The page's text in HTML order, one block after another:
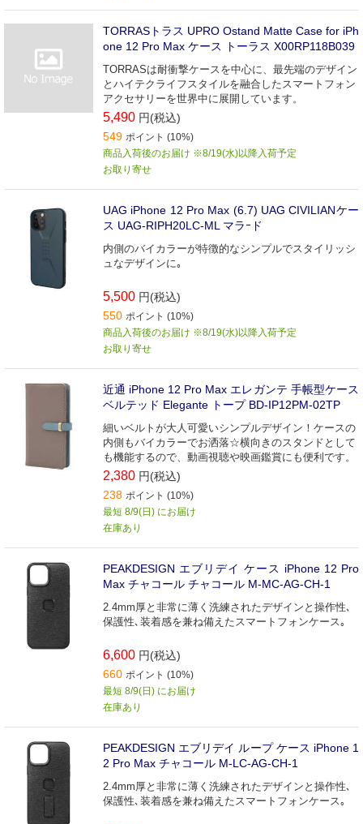
TORRASトラス UPRO Ostand Matte Case for iPh
one 12 Pro Max ケース トーラス X00RP118B039
TORRASは耐衝撃ケースを中心に、最先端のデザイン
とハイテクライフスタイルを融合したスマートフォン
アクセサリーを世界中に展開しています。
5,490 円(税込)
549 ポイント (10%)
商品入荷後のお届け ※8/19(水)以降入荷予定
お取り寄せ
UAG iPhone 12 Pro Max (6.7) UAG CIVILIANケー
ス UAG-RIPH20LC-ML マラｰド
内側のバイカラーが特徴的なシンプルでスタイリッシ
ュなデザインに｡
5,500 円(税込)
550 ポイント (10%)
商品入荷後のお届け ※8/19(水)以降入荷予定
お取り寄せ
近通 iPhone 12 Pro Max エレガンテ 手帳型ケース
ベルテッド Elegante トープ BD-IP12PM-02TP
細いベルトが大人可愛いシンプルデザイン！ケースの
内側もバイカラーでお洒落☆横向きのスタンドとして
も機能するので、動画視聴や映画鑑賞にも便利です。
2,380 円(税込)
238 ポイント (10%)
最短 8/9(日) にお届け
在庫あり
PEAKDESIGN エブリデイ ケース iPhone 12 Pro
Max チャコール チャコール M-MC-AG-CH-1
2.4mm厚と非常に薄く洗練されたデザインと操作性､
保護性､装着感を兼ね備えたスマートフォンケース｡
6,600 円(税込)
660 ポイント (10%)
最短 8/9(日) にお届け
在庫あり
PEAKDESIGN エブリデイ ループ ケース iPhone 1
2 Pro Max チャコール M-LC-AG-CH-1
2.4mm厚と非常に薄く洗練されたデザインと操作性､
保護性､装着感を兼ね備えたスマートフォンケース｡